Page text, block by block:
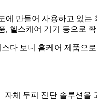
에 만들어 사용하고
헬스케어 기기 등으로
다 보니 홈케어 제품으
자체 두피 진단 솔루션을